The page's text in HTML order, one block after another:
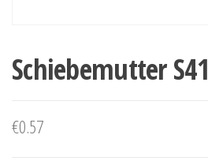
Schiebemutter S41
€0.57